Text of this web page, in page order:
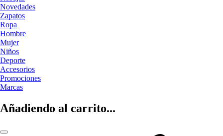
Novedades
Zapatos
Ropa
Hombre
Mujer
Niños
Deporte
Accesorios
Promociones
Marcas
Añadiendo al carrito...